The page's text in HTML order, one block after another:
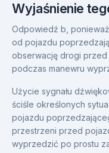
Wyjaśnienie
Odpowiedź b,
od pojazdu
obserwację drogi
podczas manewru
Użycie sygnału
ściśle określonych
pojazdu
przestrzeni przed
wyprzedzić po prostu